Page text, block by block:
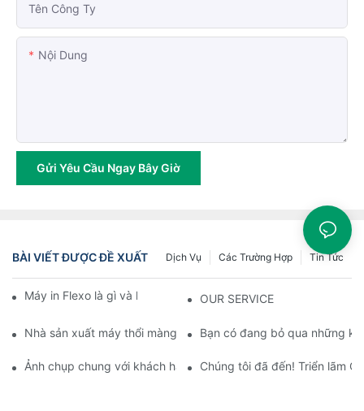
Tên Công Ty
Nội Dung
Gửi Yêu Cầu Ngay Bây Giờ
BÀI VIẾT ĐƯỢC ĐỀ XUẤT Tin Tức
Các Trường Hợp
Dịch Vụ
Máy in Flexo là gì và hoạt động như thế nào?
OUR SERVICE
Nhà sản xuất máy thổi màng chuyên nghiệp là gì: Đối tác
Bạn có đang bỏ qua những
Ảnh chụp chung với khách hàng tại triển lãm.Chúng tôi đã đến! Triển lãm